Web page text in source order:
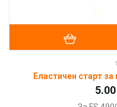
Еластичен старт